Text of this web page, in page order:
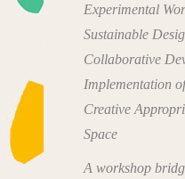
Experimental
Sustainable
Collaborative
Implementation
Creative
Space
A workshop